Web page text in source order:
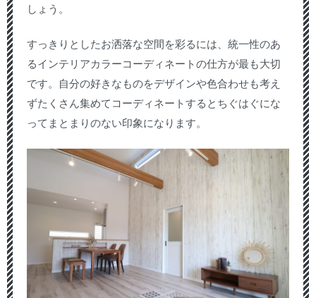
しょう。
すっきりとしたお洒落な空間を彩るには、統一性のあ
るインテリアカラーコーディネートの仕方が最も大切
です。自分の好きなものをデザインや色合わせも考え
ずたくさん集めてコーディネートするとちぐはぐにな
ってまとまりのない印象になります。